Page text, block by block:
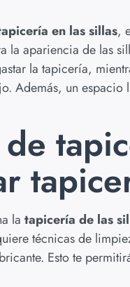
en las sillas,
la apariencia de las
la tapicería,
Además, un
la tapicería de las
técnicas de
Esto te